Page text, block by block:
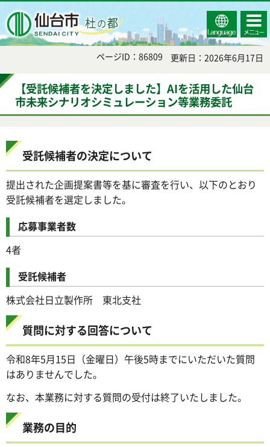
Select
Language
コンテ
ンツメ
ニュー
ページID：86809 更新日：2026年6月17日
【受託候補者を決定しました】AIを活用した仙台
市未来シナリオシミュレーション等業務委託
受託候補者の決定について
提出された企画提案書等を基に審査を行い、以下のとおり
受託候補者を選定しました。
応募事業者数
4者
受託候補者
株式会社日立製作所 東北支社
質問に対する回答について
令和8年5月15日（金曜日）午後5時までにいただいた質問
はありませんでした。
なお、本業務に対する質問の受付は終了いたしました。
業務の目的